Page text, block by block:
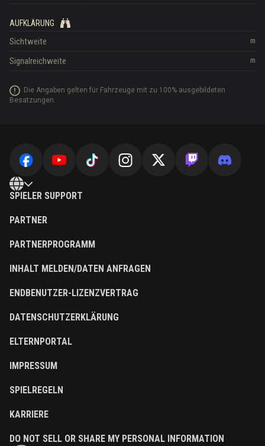
AUFKLÄRUNG
m
Sichtweite
m
Signalreichweite
Die Angaben gelten für Fahrzeuge mit zu 100% ausgebildeten
Besatzungen.
SPIELER SUPPORT
PARTNER
PARTNERPROGRAMM
INHALT MELDEN/DATEN ANFRAGEN
ENDBENUTZER-LIZENZVERTRAG
DATENSCHUTZERKLÄRUNG
ELTERNPORTAL
IMPRESSUM
SPIELREGELN
KARRIERE
DO NOT SELL OR SHARE MY PERSONAL INFORMATION